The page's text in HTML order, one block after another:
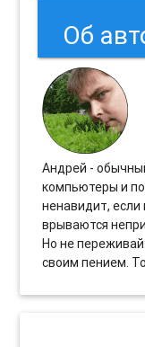
Об
Андрей -
компьютеры и
ненавидит,
врываются
Но не
своим пением.